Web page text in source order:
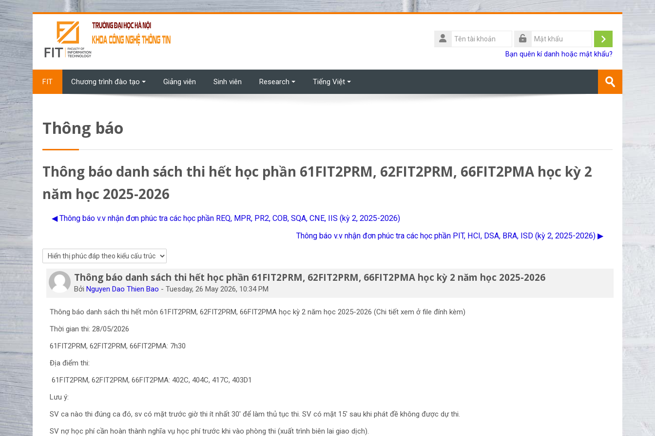
Chuyển tới nội dung chính
Tên
tài
Đăng
Bạn quên kí danh hoặc mật khẩu?
FIT Chương trình đào tạo Giảng viên Sinh viên Research Tiếng Việt
khoá
Gửi
Thông báo
Thông báo danh sách thi hết học phần 61FIT2PRM, 62FIT2PRM, 66FIT2PMA học kỳ 2
năm học 2025-2026
◀︎ Thông báo v.v nhận đơn phúc tra các học phần REQ, MPR, PR2, COB, SQA, CNE, IIS (kỳ 2, 2025-2026)
Thông báo v.v nhận đơn phúc tra các học phần PIT, HCI, DSA, BRA, ISD (kỳ 2, 2025-2026) ▶︎
Thông báo danh sách thi hết học phần 61FIT2PRM, 62FIT2PRM, 66FIT2PMA học kỳ 2 năm học 2025-2026
BởiNguyen Dao Thien Bao -Tuesday, 26 May 2026, 10:34 PM
Số lượng các câu trả lời: 0
Thông báo danh sách thi hết môn 61FIT2PRM, 62FIT2PRM, 66FIT2PMA học kỳ 2 năm học 2025-2026 (Chi tiết xem ở file đính kèm)
Thời gian thi: 28/05/2026
61FIT2PRM, 62FIT2PRM, 66FIT2PMA: 7h30
Địa điểm thi:
61FIT2PRM, 62FIT2PRM, 66FIT2PMA: 402C, 404C, 417C, 403D1
Lưu ý:
SV ca nào thi đúng ca đó, sv có mặt trước giờ thi ít nhất 30' để làm thủ tục thi. SV có mặt 15' sau khi phát đề không được dự thi.
SV nợ học phí cần hoàn thành nghĩa vụ học phí trước khi vào phòng thi (xuất trình biên lai giao dịch).